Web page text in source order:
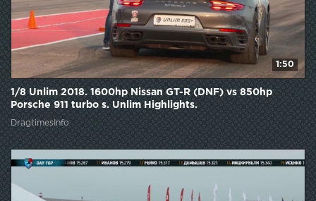
1:50
1/8 Unlim 2018. 1600hp Nissan GT-R (DNF) vs 850hp
Porsche 911 turbo s. Unlim Highlights.
DragtimesInfo